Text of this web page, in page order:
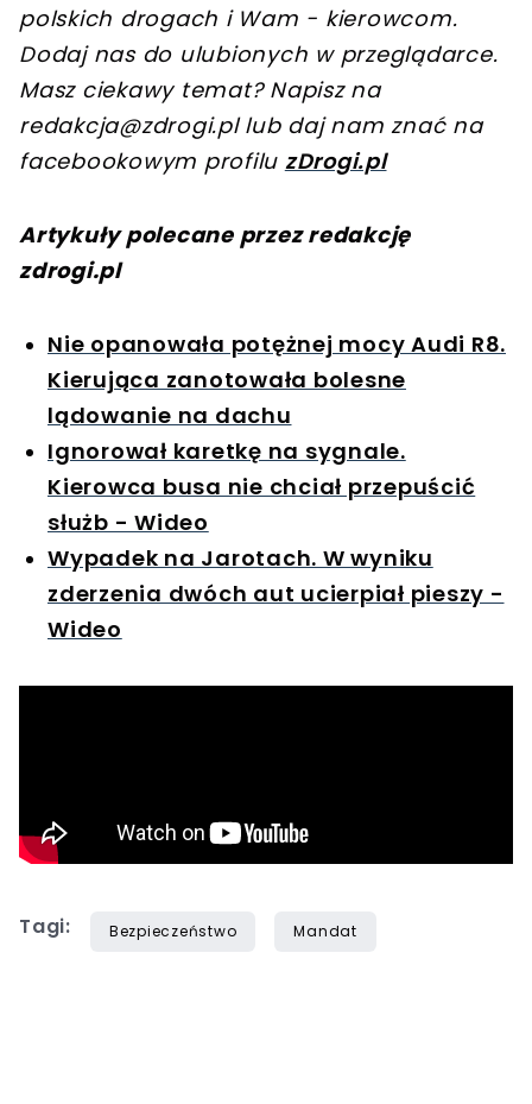
polskich drogach i Wam - kierowcom.
Dodaj nas do ulubionych w przeglądarce.
Masz ciekawy temat? Napisz na
redakcja@zdrogi.pllub daj nam znać na
facebookowym profilu zDrogi.pl
Artykuły polecane przez redakcję
zdrogi.pl
Nie opanowała potężnej mocy Audi R8.
Kierująca zanotowała bolesne
lądowanie na dachu
Ignorował karetkę na sygnale.
Kierowca busa nie chciał przepuścić
służb - Wideo
Wypadek na Jarotach. W wyniku
zderzenia dwóch aut ucierpiał pieszy -
Wideo
Tagi: Bezpieczeństwo Mandat